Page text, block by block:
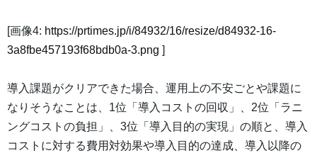
[画像4: https://prtimes.jp/i/84932/16/resize/d84932-16-
3a8fbe457193f68bdb0a-3.png ]
導入課題がクリアできた場合、運用上の不安ごとや課題に
なりそうなことは、1位「導入コストの回収」、2位「ラニ
ングコストの負担」、3位「導入目的の実現」の順と、導入
コストに対する費用対効果や導入目的の達成、導入以降の